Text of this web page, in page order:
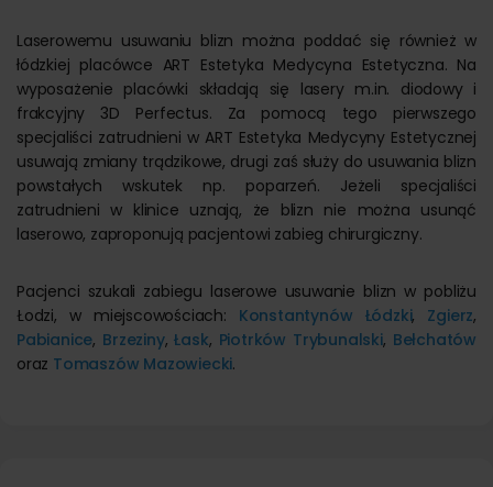
Laserowemu usuwaniu blizn można poddać się również w
łódzkiej placówce ART Estetyka Medycyna Estetyczna. Na
wyposażenie placówki składają się lasery m.in. diodowy i
frakcyjny 3D Perfectus. Za pomocą tego pierwszego
specjaliści zatrudnieni w ART Estetyka Medycyny Estetycznej
usuwają zmiany trądzikowe, drugi zaś służy do usuwania blizn
powstałych wskutek np. poparzeń. Jeżeli specjaliści
zatrudnieni w klinice uznają, że blizn nie można usunąć
laserowo, zaproponują pacjentowi zabieg chirurgiczny.
Pacjenci szukali zabiegu laserowe usuwanie blizn w pobliżu
Łodzi, w miejscowościach: Konstantynów Łódzki, Zgierz,
Pabianice, Brzeziny,Łask, Piotrków Trybunalski, Bełchatów
oraz Tomaszów Mazowiecki.